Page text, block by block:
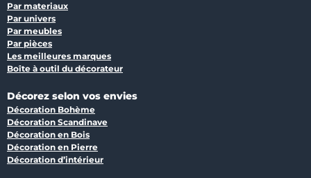
Par materiaux
Par univers
Par meubles
Par pièces
Les meilleures marques
Boîte à outil du décorateur
Décorez selon vos envies
Décoration Bohème
Décoration Scandinave
Décoration en Bois
Décoration en Pierre
Décoration d’intérieur